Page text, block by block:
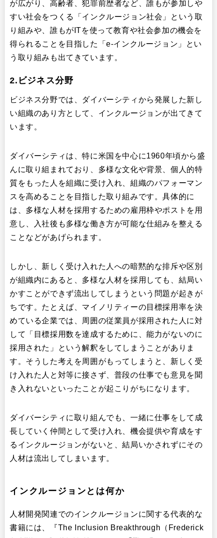
が広がり、高齢者、犯罪前歴者など、誰もが参加しや
すい社会をつくる「インクルージョン社会」という取
り組みや、誰もがITを使って教育や社会参加の機会を
得られることを目指した「e-インクルージョン」とい
う取り組みも出てきています。
2.ビジネス分野
ビジネス分野では、ダイバーシティから発展した新し
い組織のあり方として、インクルージョンが出てきて
います。
ダイバーシティは、特に米国を中心に1960年頃から盛
んに取り組まれており、多様な文化や背景、個人的特
質をもった人を組織に受け入れ、組織のパフォーマン
スを高めることを目指した取り組みです。具体的に
は、多様な人材を採用するための雇用枠やポストを用
意し、入社後も多様な働き方が可能な仕組みを整える
ことなどがあげられます。
しかし、新しく受け入れた人への暗黙的な排斥や区別
が組織内にあると、多様な人材を採用しても、結局い
かすことができず流出してしまうという問題が起きが
ちです。たとえば、マイノリティーの目標採用率を決
めている企業では、周囲の従業員が採用された人に対
して「目標採用数を達成するために、能力がないのに
採用された」という解釈をしてしまうことがありま
す。そうした考えを周囲がもってしまうと、新しく受
け入れた人と対等に接さず、普段の仕事でも意見を聞
き入れないといったことが起こりがちになります。
ダイバーシティに取り組んでも、一緒に仕事をして成
長していく仲間として受け入れ、機会提供や育成をす
るインクルージョンがないと、結局いかされずにその
人材は流出してしまいます。
インクルージョンとは何か
人材開発関連でのインクルージョンに関する代表的な
書籍には、『The Inclusion Breakthrough（Frederick